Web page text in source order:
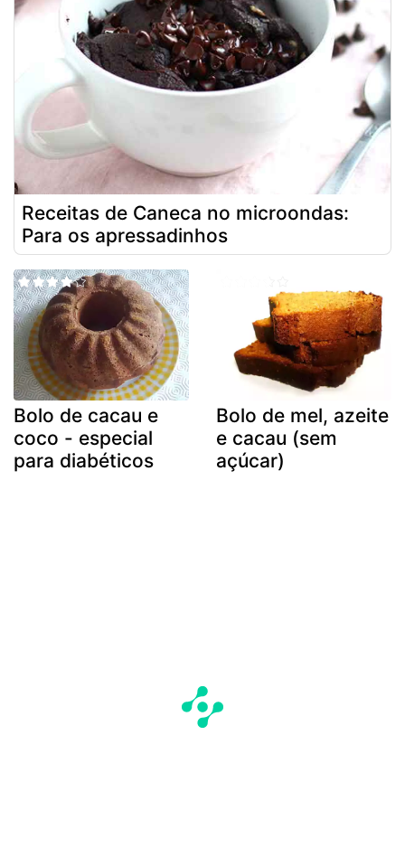
Receitas de Caneca no microondas:
Para os apressadinhos
Bolo de cacau e
coco - especial
para diabéticos
Bolo de mel, azeite
e cacau (sem
açúcar)